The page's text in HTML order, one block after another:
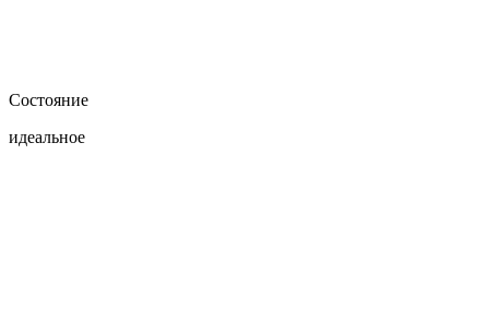
Состояние
идеальное